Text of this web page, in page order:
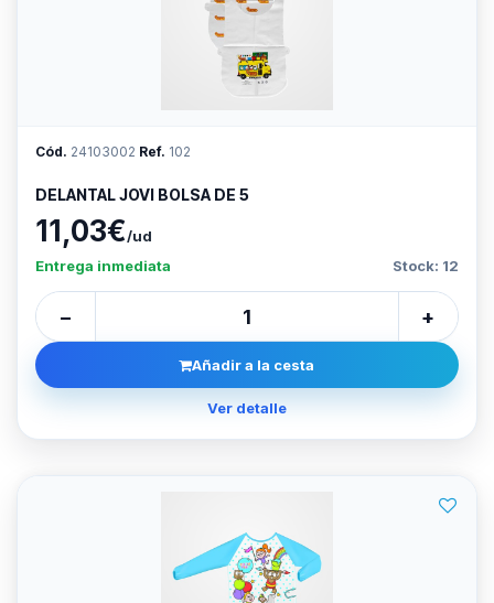
Cód. 24103002 Ref. 102
DELANTAL JOVI BOLSA DE 5
11,03€/ud
Entrega inmediata
Stock: 12
− +
Añadir a la cesta
Ver detalle